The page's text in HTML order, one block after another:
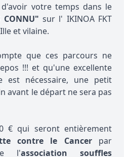
d'avoir votre temps dans le
CONNU" sur l' IKINOA FKT
et vilaine.
que ces parcours ne
!!! et qu'une excellente
est nécessaire, une petit
avant le départ ne sera pas
€ qui seront entièrement
contre le Cancerpar
l'association souffles